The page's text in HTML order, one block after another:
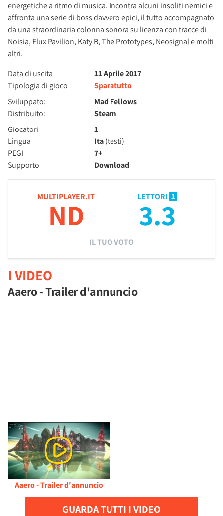
energetiche a ritmo di musica. Incontra alcuni insoliti nemici e
affronta una serie di boss davvero epici, il tutto accompagnato
da una straordinaria colonna sonora su licenza con tracce di
Noisia, Flux Pavilion, Katy B, The Prototypes, Neosignal e molti
altri.
Data di uscita
11 Aprile 2017
Tipologia di gioco
Sparatutto
Sviluppato:
Mad Fellows
Distribuito:
Steam
Giocatori
1
Lingua
Ita(testi)
PEGI
7+
Supporto
Download
MULTIPLAYER.IT
ND
LETTORI 1
3.3
IL TUO VOTO
I VIDEO
Aaero - Trailer d'annuncio
Aaero - Trailer d'annuncio
GUARDA TUTTI I VIDEO